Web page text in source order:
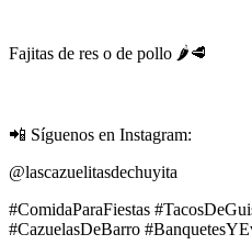
Fajitas de res o de pollo 🌶️🥩
📲 Síguenos en Instagram:
@lascazuelitasdechuyita
#ComidaParaFiestas
#CazuelasDeBarro